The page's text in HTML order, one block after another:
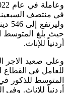
أردنياً للإناث.
وعلى صعيد الاجر
أردنياً للإناث.